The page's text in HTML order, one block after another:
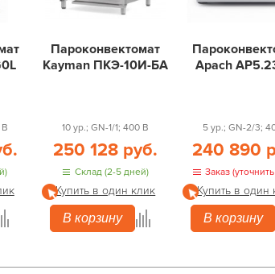
В
Пароконвектомат
Kayman ПКЭ-10И-БА
10 ур.; GN-1/1; 400 В
250 128 руб.
Склад (2-5 дней)
Купить в один клик
В корзину
Apach
5 ур.; GN-2/3;
240 890
Заказ
Купить в один
В корзину